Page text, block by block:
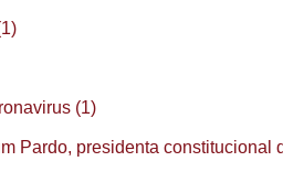
(1)
Pardo, presidenta constitucional